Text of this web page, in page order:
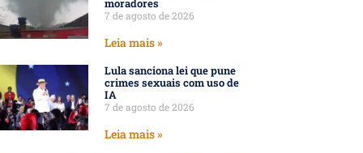
7 de agosto de 2026
Leia mais »
Lula sanciona lei que pune
crimes sexuais com uso de
IA
7 de agosto de 2026
Leia mais »